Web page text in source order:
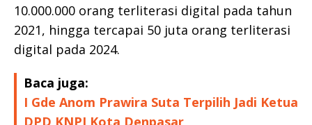
10.000.000 orang terliterasi digital pada tahun
2021, hingga tercapai 50 juta orang terliterasi
digital pada 2024.
Baca juga:
I Gde Anom Prawira Suta Terpilih Jadi Ketua
DPD KNPI Kota Denpasar